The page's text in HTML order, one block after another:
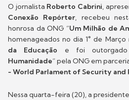
O jornalista Roberto Cabrini,
Conexão Repórter, recebeu
honrosa da ONG “Um Milhão de
homenageados no dia 1° de Março
da Educação e foi
Humanidade” pela ONG em
- World Parlament of Security and
Nessa quarta-feira (20), a